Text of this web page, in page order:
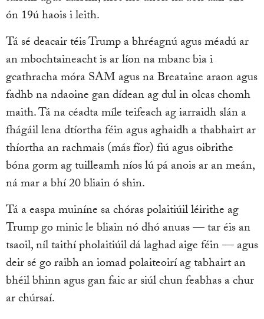
ón 19ú haois i leith.
Tá sé deacair téis Trump a bhréagnú agus méadú ar
an mbochtaineacht is ar líon na mbanc bia i
gcathracha móra SAM agus na Breataine araon agus
fadhb na ndaoine gan dídean ag dul in olcas chomh
maith. Tá na céadta míle teifeach ag iarraidh slán a
fhágáil lena dtíortha féin agus aghaidh a thabhairt ar
thíortha an rachmais (más fíor) fiú agus oibrithe
bóna gorm ag tuilleamh níos lú pá anois ar an meán,
ná mar a bhí 20 bliain ó shin.
Tá a easpa muiníne sa chóras polaitiúil léirithe ag
Trump go minic le bliain nó dhó anuas — tar éis an
tsaoil, níl taithí pholaitiúil dá laghad aige féin — agus
deir sé go raibh an iomad polaiteoirí ag tabhairt an
bhéil bhinn agus gan faic ar siúl chun feabhas a chur
ar chúrsaí.